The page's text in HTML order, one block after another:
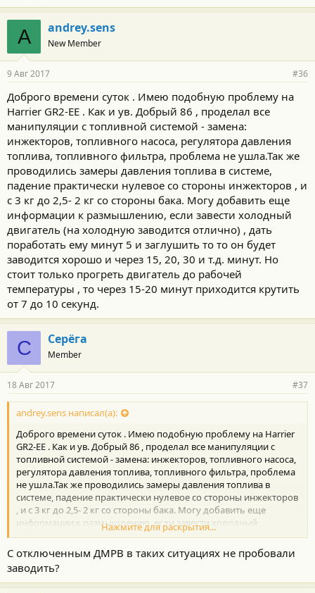
A andrey.sens
New Member
9 Авг 2017 #36
Доброго времени суток . Имею подобную проблему на
Harrier GR2-EE . Как и ув. Добрый 86 , проделал все
манипуляции с топливной системой - замена:
инжекторов, топливного насоса, регулятора давления
топлива, топливного фильтра, проблема не ушла.Так же
проводились замеры давления топлива в системе,
падение практически нулевое со стороны инжекторов , и
с 3 кг до 2,5- 2 кг со стороны бака. Могу добавить еще
информации к размышлению, если завести холодный
двигатель (на холодную заводится отлично) , дать
поработать ему минут 5 и заглушить то то он будет
заводится хорошо и через 15, 20, 30 и т.д. минут. Но
стоит только прогреть двигатель до рабочей
температуры , то через 15-20 минут приходится крутить
от 7 до 10 секунд.
C Cерёга
Member
18 Авг 2017 #37
andrey.sens написал(а):
Доброго времени суток . Имею подобную проблему на Harrier
GR2-EE . Как и ув. Добрый 86 , проделал все манипуляции с
топливной системой - замена: инжекторов, топливного насоса,
регулятора давления топлива, топливного фильтра, проблема
не ушла.Так же проводились замеры давления топлива в
системе, падение практически нулевое со стороны инжекторов
, и с 3 кг до 2,5- 2 кг со стороны бака. Могу добавить еще
информации к размышлению, если завести холодный
двигатель (на холодную заводится отлично) , дать поработать
ему минут 5 и заглушить то то он будет заводится хорошо и
через 15, 20, 30 и т.д. минут. Но стоит только прогреть
двигатель до рабочей температуры , то через 15-20 минут
приходится крутить от 7 до 10 секунд.
Нажмите для раскрытия...
С отключенным ДМРВ в таких ситуациях не пробовали
заводить?